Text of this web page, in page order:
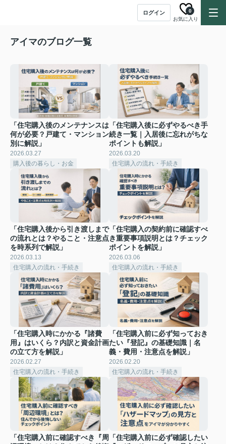
ログイン
お気に入り
0
アイマのブログ一覧
「住宅購入後のメンテナンスは
何が必要？戸建て・マンション
別に解説」
2026.03.27
購入後の暮らし・お金
「住宅購入後に必ずやるべき手
続き一覧｜入居後に忘れがちな
ポイントも解説」
2026.03.20
住宅購入の流れ・手続き
「住宅購入後から引き渡しまで
の流れとは？やること・注意点
を時系列で解説」
2026.03.13
住宅購入の流れ・手続き
「住宅購入の契約前に確認すべ
き重要事項説明とは？チェック
ポイントを解説」
2026.03.06
住宅購入の流れ・手続き
「住宅購入時にかかる『諸費
用』はいくら？内訳と資金計画
の立て方を解説」
2026.02.27
住宅購入の流れ・手続き
「住宅購入前に必ず知っておき
たい『登記』の基礎知識｜名
義・費用・注意点を解説」
2026.02.20
住宅購入の流れ・手続き
「住宅購入前に確認すべき『周
「住宅購入前に必ず確認したい